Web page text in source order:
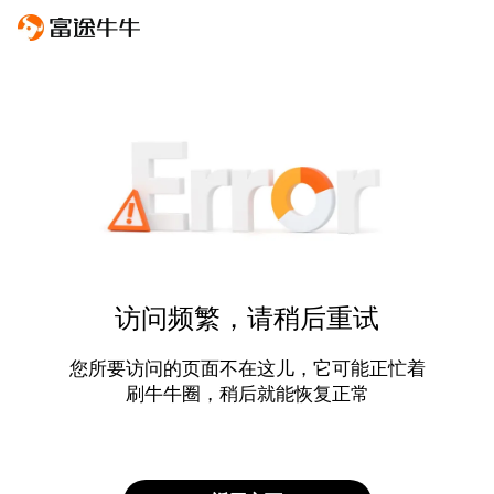
访问频繁，请稍后重试
您所要访问的页面不在这儿，它可能正忙着
刷牛牛圈，稍后就能恢复正常